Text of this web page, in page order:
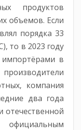
продуктов
объемов. Если
порядка 33
то в 2023 году
в
компания
два года
отечественной